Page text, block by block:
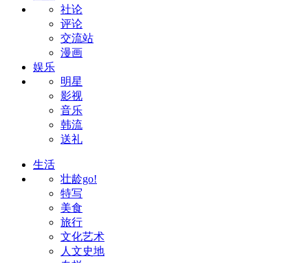
社论
评论
交流站
漫画
娱乐
明星
影视
音乐
韩流
送礼
生活
壮龄go!
特写
美食
旅行
文化艺术
人文史地